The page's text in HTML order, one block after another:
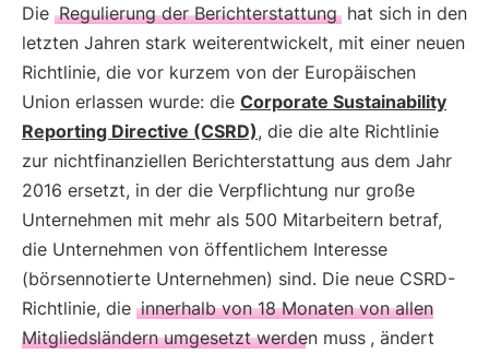
Die Regulierung der Berichterstattung hat sich in den
letzten Jahren stark weiterentwickelt, mit einer neuen
Richtlinie, die vor kurzem von der Europäischen
Union erlassen wurde: die Corporate Sustainability
Reporting Directive (CSRD), die die alte Richtlinie
zur nichtfinanziellen Berichterstattung aus dem Jahr
2016 ersetzt, in der die Verpflichtung nur große
Unternehmen mit mehr als 500 Mitarbeitern betraf,
die Unternehmen von öffentlichem Interesse
(börsennotierte Unternehmen) sind. Die neue CSRD-
Richtlinie, die innerhalb von 18 Monaten von allen
Mitgliedsländern umgesetzt werden muss , ändert